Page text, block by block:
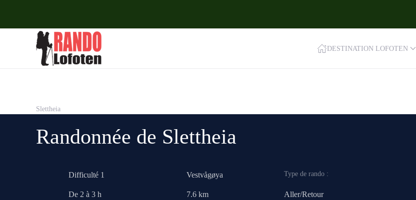
Accéder au contenu principal
DESTINATION LOFOTEN
Slettheia
Randonnée de Slettheia
Difficulté 1 Vestvågøya
De 2 à 3 h 7.6 km
Type de rando :
Aller/Retour